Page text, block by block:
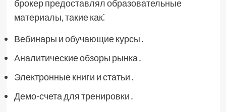
брокер предоставлял образовательные
материалы, такие как⁚
Вебинары и обучающие курсы․
Аналитические обзоры рынка․
Электронные книги и статьи․
Демо-счета для тренировки․